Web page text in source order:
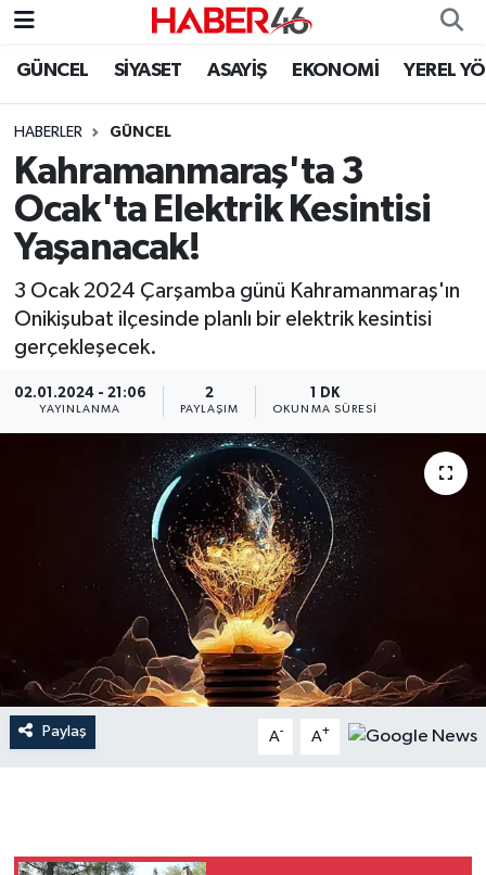
GÜNCEL SİYASET ASAYİŞ EKONOMİ YEREL
HABERLER GÜNCEL
Kahramanmaraş'ta 3
Ocak'ta Elektrik Kesintisi
Yaşanacak!
3 Ocak 2024 Çarşamba günü Kahramanmaraş'ın
Onikişubat ilçesinde planlı bir elektrik kesintisi
gerçekleşecek.
02.01.2024 - 21:06
YAYINLANMA
2
PAYLAŞIM
1 DK
OKUNMA SÜRESI
Paylaş A- A+
GÜNCEL
SİYASET
EKONOMİ
SPOR
YAŞAM
TEKNOLOJİ
SAĞLIK
İLÇE HABERLERİ
KÜLTÜR-SANAT
DÜNYA
ROPORTAJ
KADIN-AİLE
Nöbetçi Eczaneler
Hava Durumu
Kahramanmaraş Namaz Vakitleri
Trafik Durumu
Süper Lig Puan Durumu ve Fikstür
Tüm Manşetler
Son Dakika Haberleri
Haber Arşivi